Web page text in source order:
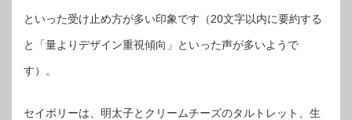
といった受け止め方が多い印象です（20文字以内に要約する
と「量よりデザイン重視傾向」といった声が多いようで
す）。
セイボリーは、明太子とクリームチーズのタルトレット、生